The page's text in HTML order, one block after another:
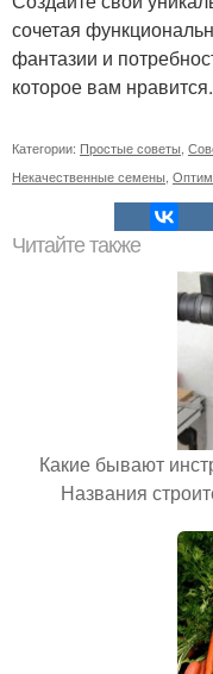
сочетая
фантазии и
которое вам нравится.
Категории: Простые советы
Некачественные семены
Читайте также
Какие бывают
Названия